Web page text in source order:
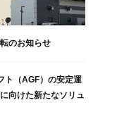
のお知らせ
ト（AGF）の安定運
向けた新たなソリュ